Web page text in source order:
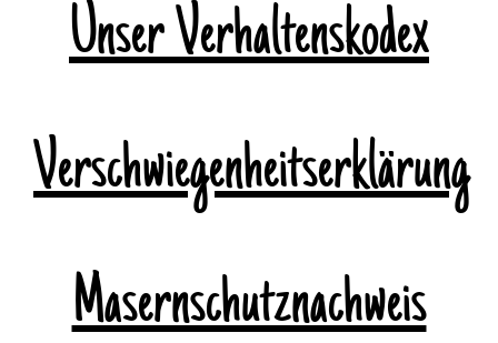
Unser Verhaltenskodex
Verschwiegenheitserklärung
Masernschutznachweis